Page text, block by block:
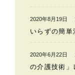
2020年8月19日
いらずの簡単
2020年6月22日
の介護技術」